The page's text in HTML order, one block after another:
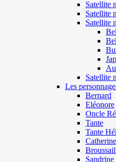
Satellite
Satellite
Satellite
Satellite
Les
Bernard
Eléonore
Oncle
Tante
Tante
Catherine
Sandrine